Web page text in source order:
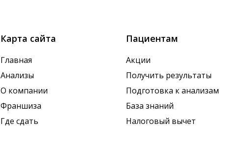
Карта сайта
Главная
Анализы
О компании
Франшиза
Где сдать
Пациентам
Акции
Получить результаты
Подготовка к анализам
База знаний
Налоговый вычет